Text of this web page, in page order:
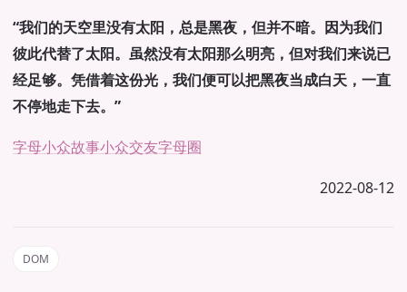
“我们的天空里没有太阳，总是黑夜，但并不暗。因为我们
彼此代替了太阳。虽然没有太阳那么明亮，但对我们来说已
经足够。凭借着这份光，我们便可以把黑夜当成白天，一直
不停地走下去。”
字母小众故事小众交友字母圈
2022-08-12
DOM